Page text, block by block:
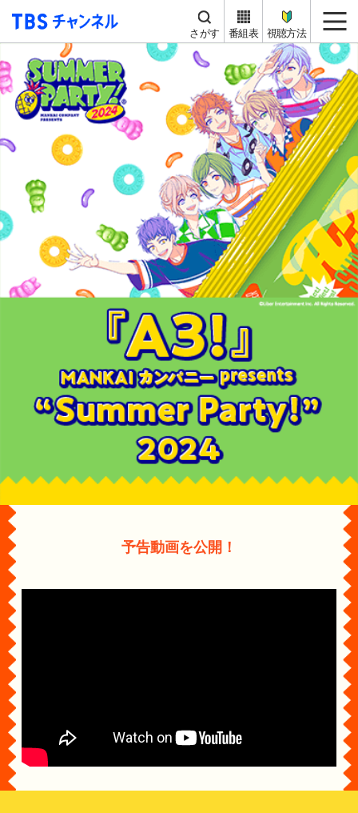
TBS チャンネル
さがす 番組表 視聴方法
予告動画を公開！